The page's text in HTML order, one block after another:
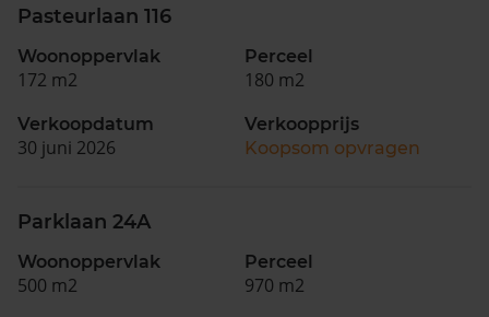
Pasteurlaan 116
Woonoppervlak
172 m2
Perceel
180 m2
Verkoopdatum
30 juni 2026
Verkoopprijs
Koopsom opvragen
Parklaan 24A
Woonoppervlak
500 m2
Perceel
970 m2